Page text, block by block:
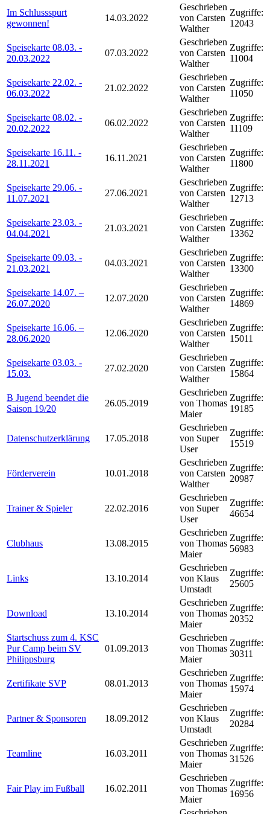
Im Schlussspurt
gewonnen!
14.03.2022
Geschrieben
von Carsten
Walther
Zugriffe:
12043
Speisekarte 08.03. -
20.03.2022
07.03.2022
Geschrieben
von Carsten
Walther
Zugriffe:
11004
Speisekarte 22.02. -
06.03.2022
21.02.2022
Geschrieben
von Carsten
Walther
Zugriffe:
11050
Speisekarte 08.02. -
20.02.2022
06.02.2022
Geschrieben
von Carsten
Walther
Zugriffe:
11109
Speisekarte 16.11. -
28.11.2021
16.11.2021
Geschrieben
von Carsten
Walther
Zugriffe:
11800
Speisekarte 29.06. -
11.07.2021
27.06.2021
Geschrieben
von Carsten
Walther
Zugriffe:
12713
Speisekarte 23.03. -
04.04.2021
21.03.2021
Geschrieben
von Carsten
Walther
Zugriffe:
13362
Speisekarte 09.03. -
21.03.2021
04.03.2021
Geschrieben
von Carsten
Walther
Zugriffe:
13300
Speisekarte 14.07. –
26.07.2020
12.07.2020
Geschrieben
von Carsten
Walther
Zugriffe:
14869
Speisekarte 16.06. –
28.06.2020
12.06.2020
Geschrieben
von Carsten
Walther
Zugriffe:
15011
Speisekarte 03.03. -
15.03.
27.02.2020
Geschrieben
von Carsten
Walther
Zugriffe:
15864
B Jugend beendet die
Saison 19/20
26.05.2019
Geschrieben
von Thomas
Maier
Zugriffe:
19185
Datenschutzerklärung 17.05.2018
Geschrieben
von Super
User
Zugriffe:
15519
Förderverein 10.01.2018
Geschrieben
von Carsten
Walther
Zugriffe:
20987
Trainer & Spieler 22.02.2016
Geschrieben
von Super
User
Zugriffe:
46654
Clubhaus 13.08.2015
Geschrieben
von Thomas
Maier
Zugriffe:
56983
Links 13.10.2014
Geschrieben
von Klaus
Umstadt
Zugriffe:
25605
Download 13.10.2014
Geschrieben
von Thomas
Maier
Zugriffe:
20352
Startschuss zum 4. KSC
Pur Camp beim SV
Philippsburg
01.09.2013
Geschrieben
von Thomas
Maier
Zugriffe:
30311
Zertifikate SVP 08.01.2013
Geschrieben
von Thomas
Maier
Zugriffe:
15974
Partner & Sponsoren 18.09.2012
Geschrieben
von Klaus
Umstadt
Zugriffe:
20284
Teamline 16.03.2011
Geschrieben
von Thomas
Maier
Zugriffe:
31526
Fair Play im Fußball 16.02.2011
Geschrieben
von Thomas
Maier
Zugriffe:
16956